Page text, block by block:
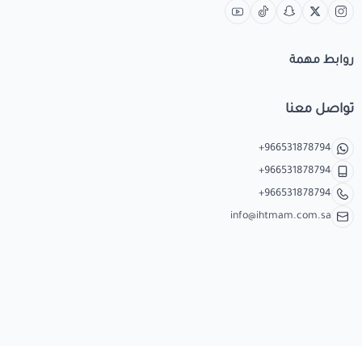
روابط مهمة
تواصل معنا
+966531878794
+966531878794
+966531878794
info@ihtmam.com.sa